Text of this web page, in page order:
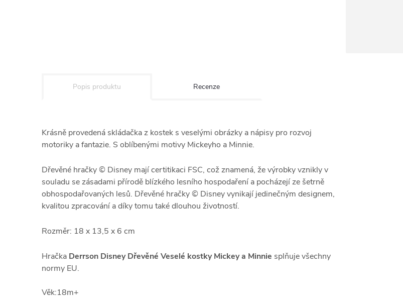
Popis produktu Recenze
Krásně provedená skládačka z kostek s veselými obrázky a nápisy pro rozvoj
motoriky a fantazie. S oblíbenými motivy Mickeyho a Minnie.
Dřevěné hračky © Disney mají certitikaci FSC, což znamená, že výrobky vznikly v
souladu se zásadami přírodě blízkého lesního hospodaření a pocházejí ze šetrně
obhospodařovaných lesů. Dřevěné hračky © Disney vynikají jedinečným designem,
kvalitou zpracování a díky tomu také dlouhou životností.
Rozměr: 18 x 13,5 x 6 cm
Hračka Derrson Disney Dřevěné Veselé kostky Mickey a Minnie splňuje všechny
normy EU.
Věk:18m+